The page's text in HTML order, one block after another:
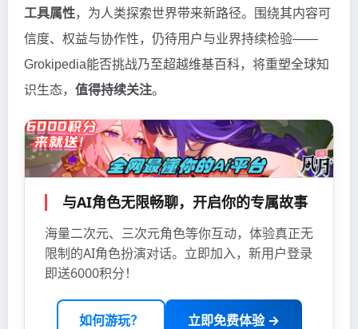
工具属性，为人类探索世界带来新路径。围绕其内容可
信度、权益与协作性，仍待用户与业界持续检验——
Grokipedia能否挑战乃至超越维基百科，将重塑全球知
识生态， 值得持续关注。
与AI角色无限畅聊，开启你的专属故事
海量二次元、三次元角色等你互动，体验真正无
限制的AI角色扮演对话。立即加入，新用户登录
即送6000积分！
如何游玩？ 立即免费体验 →